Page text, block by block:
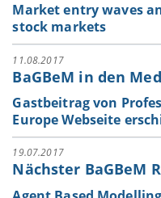
Market entry waves
stock markets
11.08.2017
BaGBeM in den
Gastbeitrag von
Europe Webseite
19.07.2017
Nächster BaGBeM